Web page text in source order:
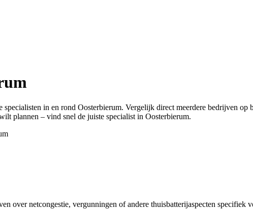
specialisten in en rond Oosterbierum. Vergelijk direct meerdere bedrijven op
plannen – vind snel de juiste specialist in Oosterbierum.
over netcongestie, vergunningen of andere thuisbatterijaspecten specifiek